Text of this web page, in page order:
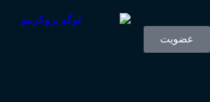
عضویت